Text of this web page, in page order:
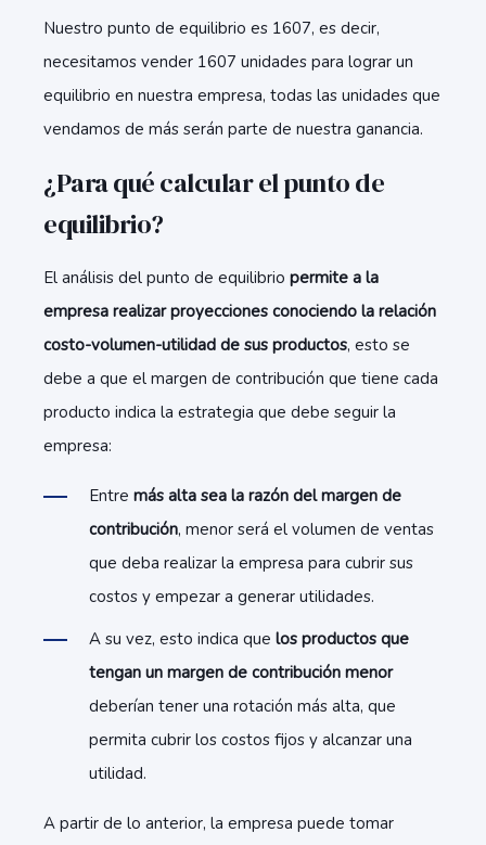
Nuestro punto de equilibrio es 1607, es decir,
necesitamos vender 1607 unidades para lograr un
equilibrio en nuestra empresa, todas las unidades que
vendamos de más serán parte de nuestra ganancia.
¿Para qué calcular el punto de
equilibrio?
El análisis del punto de equilibrio permite a la
empresa realizar proyecciones conociendo la relación
costo-volumen-utilidad de sus productos, esto se
debe a que el margen de contribución que tiene cada
producto indica la estrategia que debe seguir la
empresa:
Entre más alta sea la razón del margen de
contribución, menor será el volumen de ventas
que deba realizar la empresa para cubrir sus
costos y empezar a generar utilidades.
A su vez, esto indica que los productos que
tengan un margen de contribución menor
deberían tener una rotación más alta, que
permita cubrir los costos fijos y alcanzar una
utilidad.
A partir de lo anterior, la empresa puede tomar